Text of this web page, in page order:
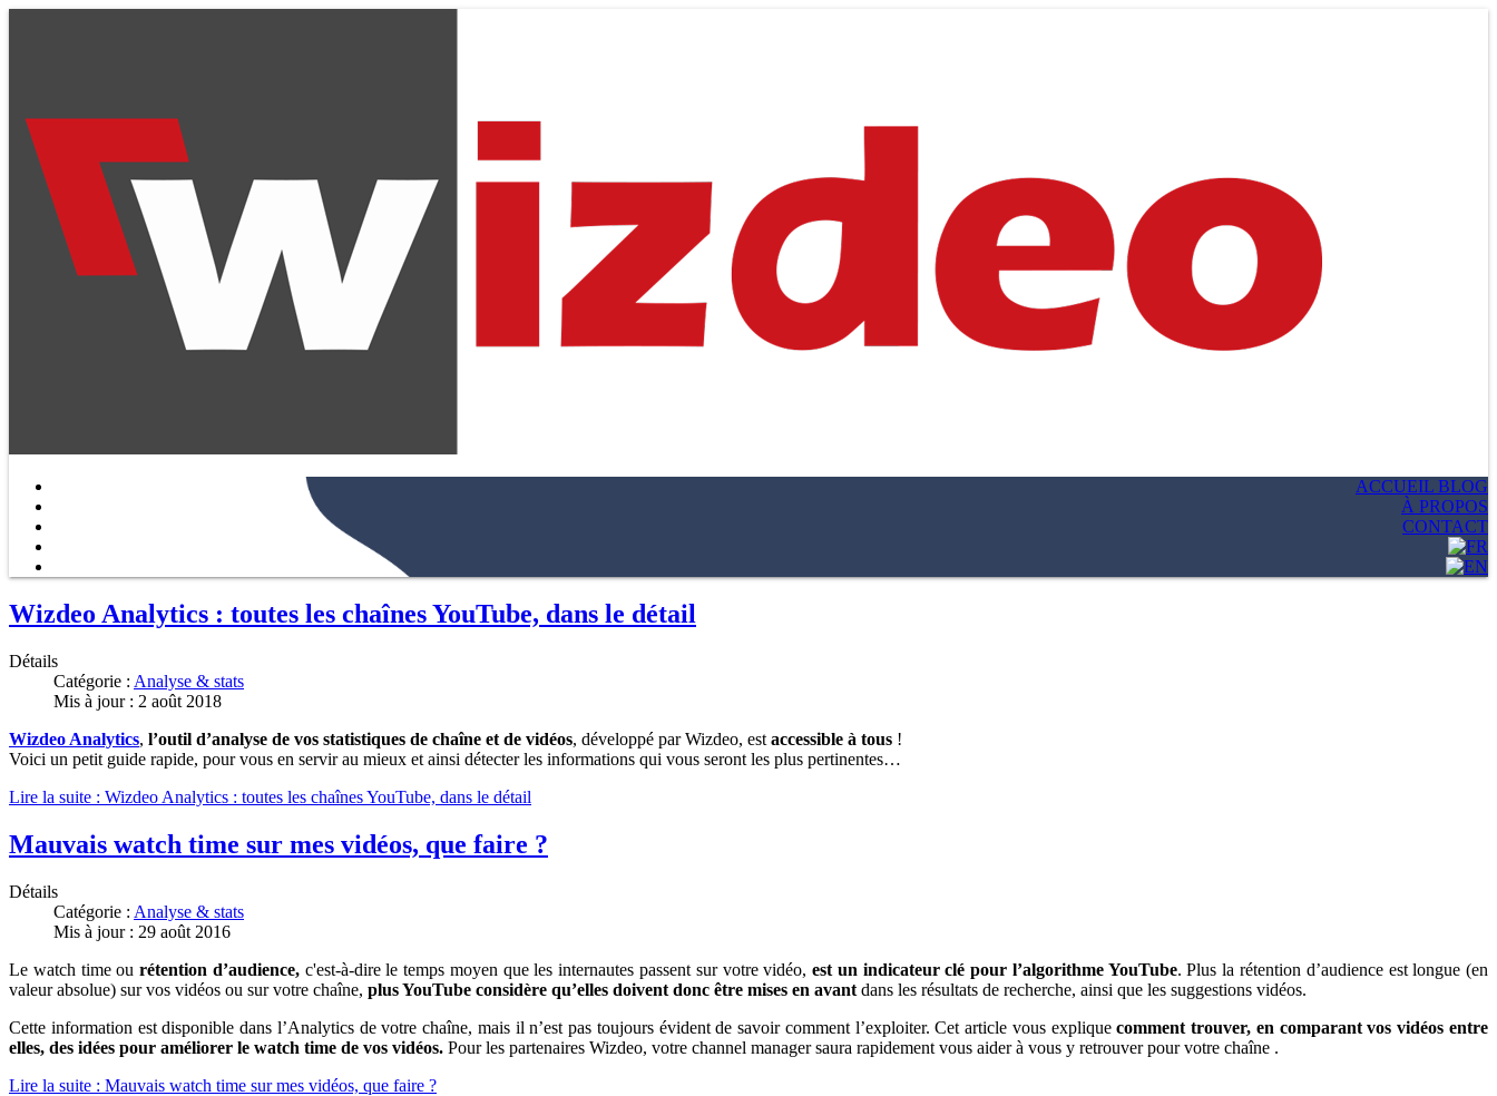
ACCUEIL BLOG
À PROPOS
CONTACT
Wizdeo Analytics : toutes les chaînes YouTube, dans le détail
Détails
Catégorie : Analyse & stats
Mis à jour : 2 août 2018
Wizdeo Analytics, l’outil d’analyse de vos statistiques de chaîne et de vidéos, développé par Wizdeo, est accessible à tous !
Voici un petit guide rapide, pour vous en servir au mieux et ainsi détecter les informations qui vous seront les plus pertinentes…
Lire la suite : Wizdeo Analytics : toutes les chaînes YouTube, dans le détail
Mauvais watch time sur mes vidéos, que faire ?
Détails
Catégorie : Analyse & stats
Mis à jour : 29 août 2016
Le watch time ourétention d’audience, c'est-à-dire le temps moyen que les internautes passent sur votre vidéo, est un indicateur clé pour l’algorithme YouTube. Plus la rétention d’audience est longue (en
valeur absolue) sur vos vidéos ou sur votre chaîne, plus YouTube considère qu’elles doivent donc être mises en avant dans les résultats de recherche, ainsi que les suggestions vidéos.
Cette information est disponible dans l’Analytics de votre chaîne, mais il n’est pas toujours évident de savoir comment l’exploiter. Cet article vous expliquecomment trouver, en comparant vos vidéos entre
elles, des idées pour améliorer le watch time de vos vidéos. Pour les partenaires Wizdeo, votre channel manager saura rapidement vous aider à vous y retrouver pour votre chaîne .
Lire la suite : Mauvais watch time sur mes vidéos, que faire ?